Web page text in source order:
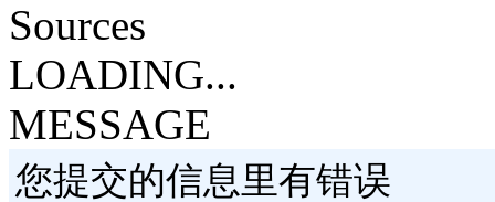
Sources
LOADING...
MESSAGE
您提交的信息里有错误